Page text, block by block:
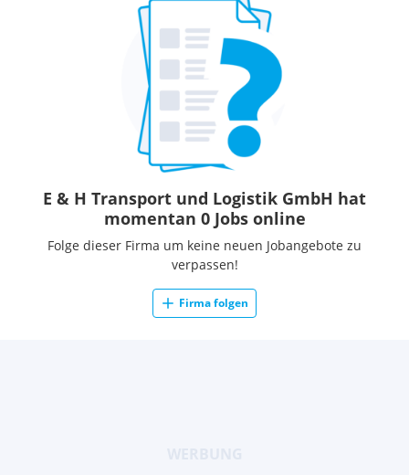
E & H Transport und Logistik GmbH hat
momentan 0 Jobs online
Folge dieser Firma um keine neuen Jobangebote zu
verpassen!
Firma folgen